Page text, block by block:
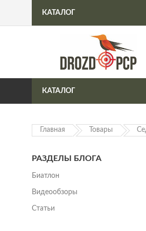
Интернет-магазин
КАТАЛОГ
КАТАЛОГ
Главная Товары
РАЗДЕЛЫ БЛОГА
Биатлон
Видеообзоры
Статьи